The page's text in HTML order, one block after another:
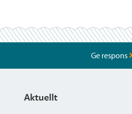
Ge respons
Aktuellt